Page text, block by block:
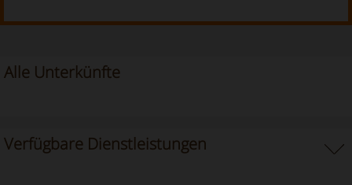
Alle Unterkünfte
Verfügbare Dienstleistungen